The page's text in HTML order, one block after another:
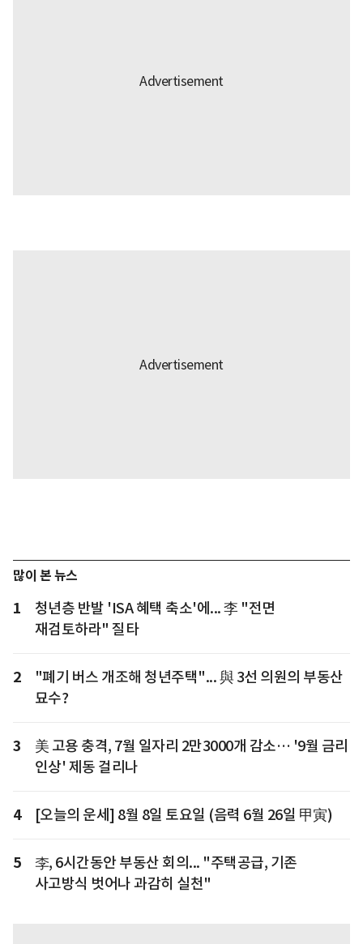
많이 본 뉴스
1
청년층 반발 'ISA 혜택 축소'에... 李 "전면
재검토하라" 질타
2
"폐기 버스 개조해 청년주택"... 與 3선 의원의 부동산
묘수?
3
美 고용 충격, 7월 일자리 2만3000개 감소… '9월 금리
인상' 제동 걸리나
4 [오늘의 운세] 8월 8일 토요일 (음력 6월 26일 甲寅)
5
李, 6시간동안 부동산 회의... "주택공급, 기존
사고방식 벗어나 과감히 실천"